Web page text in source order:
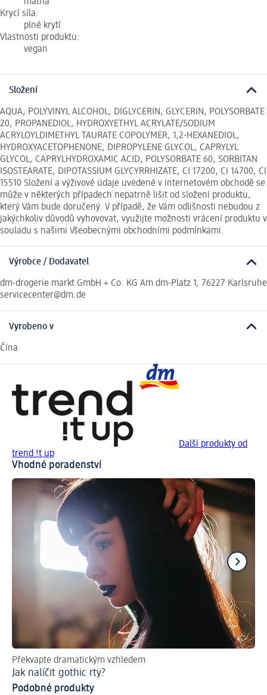
matná
Krycí síla:
plné krytí
Vlastnosti produktu:
vegan
Složení
AQUA, POLYVINYL ALCOHOL, DIGLYCERIN, GLYCERIN, POLYSORBATE
20, PROPANEDIOL, HYDROXYETHYL ACRYLATE/SODIUM
ACRYLOYLDIMETHYL TAURATE COPOLYMER, 1,2-HEXANEDIOL,
HYDROXYACETOPHENONE, DIPROPYLENE GLYCOL, CAPRYLYL
GLYCOL, CAPRYLHYDROXAMIC ACID, POLYSORBATE 60, SORBITAN
ISOSTEARATE, DIPOTASSIUM GLYCYRRHIZATE, CI 17200, CI 14700, CI
15510 Složení a výživové údaje uvedené v internetovém obchodě se
může v některých případech nepatrně lišit od složení produktu,
který Vám bude doručený. V případě, že Vám odlišnosti nebudou z
jakýchkoliv důvodů vyhovovat, využijte možnosti vrácení produktu v
souladu s našimi Všeobecnými obchodními podmínkami.
Výrobce / Dodavatel
dm-drogerie markt GmbH + Co. KG Am dm-Platz 1, 76227 Karlsruhe
servicecenter@dm.de
Vyrobeno v
Čína
Další produkty od
trend !t up
Vhodné poradenství
Překvapte dramatickým vzhledem
Jak nalíčit gothic rty?
Podobné produkty